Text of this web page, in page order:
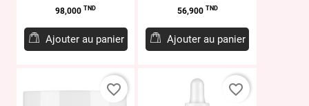
Prix
98,000 TND
Ajouter au panier
Prix
56,900 TND
Ajouter au panier
favorite_border favorite_border